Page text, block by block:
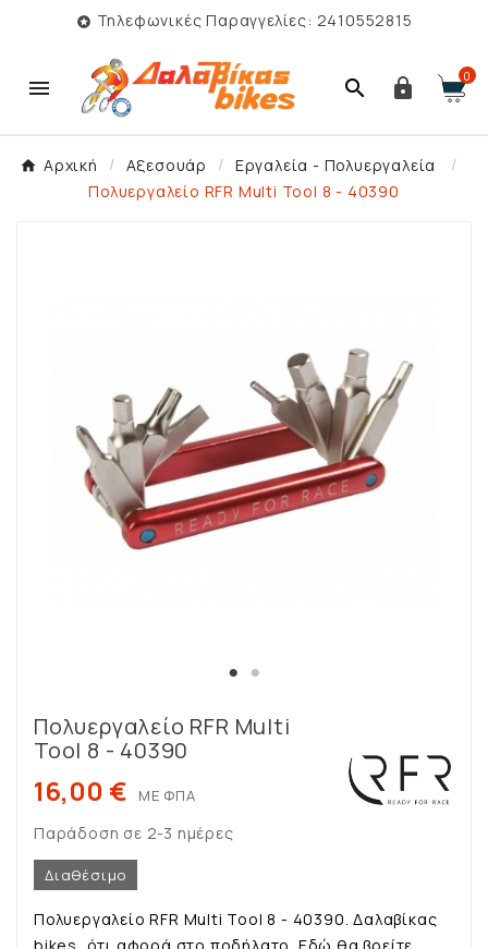
 Τηλεφωνικές Παραγγελίες: 2410552815
   0
Αρχική Αξεσουάρ
Εργαλεία - Πολυεργαλεία
Πολυεργαλείο RFR Multi Tool 8 - 40390
Πολυεργαλείο RFR Multi
Tool 8 - 40390
16,00 € ΜΕ ΦΠΑ
Παράδοση σε 2-3 ημέρες
Διαθέσιμο
Πολυεργαλείο RFR Multi Tool 8 - 40390. Δαλαβίκας